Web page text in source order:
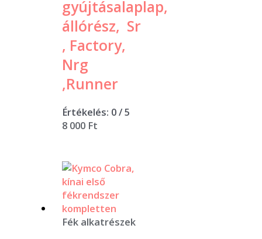
gyújtásalaplap,
állórész, Sr
, Factory,
Nrg
,Runner
Értékelés: 0/ 5
8 000 Ft
Fék alkatrészek